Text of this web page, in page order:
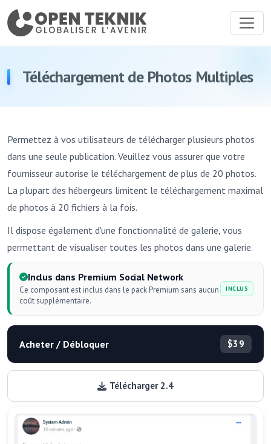
Téléchargement de Photos Multiples
Permettez à vos utilisateurs de télécharger plusieurs photos
dans une seule publication. Veuillez vous assurer que votre
fournisseur autorise le téléchargement de plus de 20 photos.
La plupart des hébergeurs limitent le téléchargement maximal
de photos à 20 fichiers à la fois.
Il dispose également d'une fonctionnalité de galerie, vous
permettant de visualiser toutes les photos dans une galerie.
Inclus dans Premium Social Network
Ce composant est inclus dans le pack Premium sans aucun
coût supplémentaire.
INCLUS
Acheter / Débloquer $39
Télécharger 2.4